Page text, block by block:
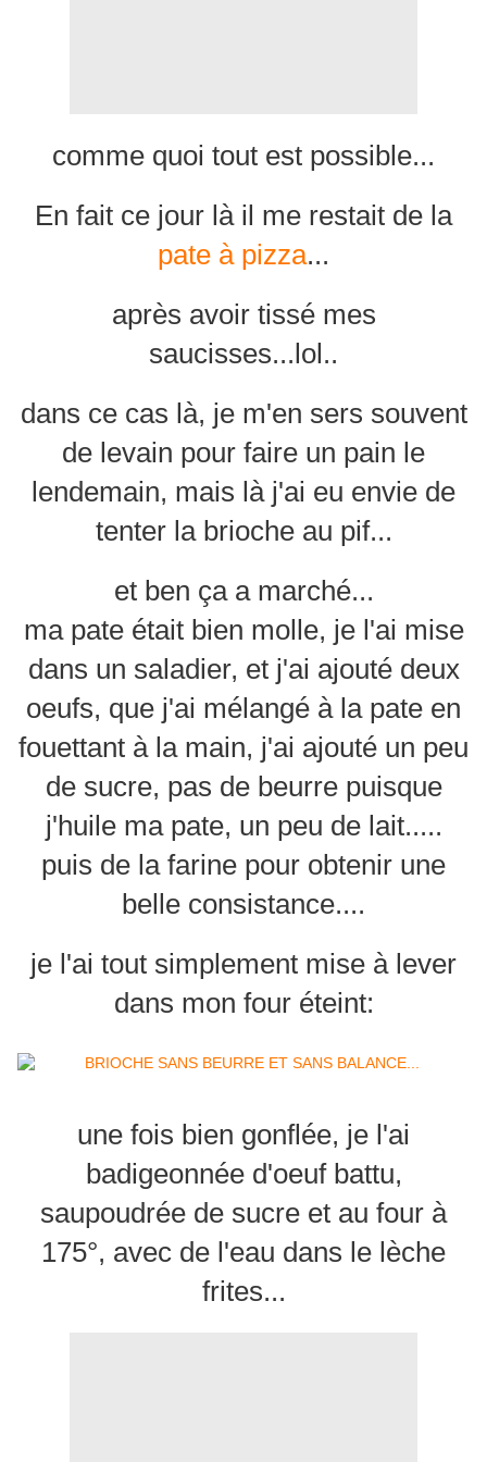
comme quoi tout est possible...
En fait ce jour là il me restait de la
pate à pizza...
après avoir tissé mes
saucisses...lol..
dans ce cas là, je m'en sers souvent
de levain pour faire un pain le
lendemain, mais là j'ai eu envie de
tenter la brioche au pif...
et ben ça a marché...
ma pate était bien molle, je l'ai mise
dans un saladier, et j'ai ajouté deux
oeufs, que j'ai mélangé à la pate en
fouettant à la main, j'ai ajouté un peu
de sucre, pas de beurre puisque
j'huile ma pate, un peu de lait.....
puis de la farine pour obtenir une
belle consistance....
je l'ai tout simplement mise à lever
dans mon four éteint:
une fois bien gonflée, je l'ai
badigeonnée d'oeuf battu,
saupoudrée de sucre et au four à
175°, avec de l'eau dans le lèche
frites...